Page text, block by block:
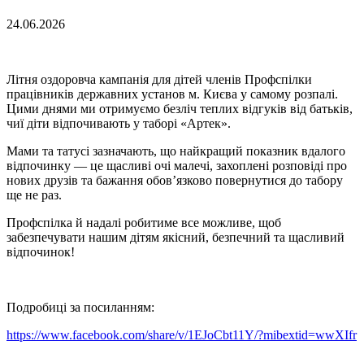
24.06.2026
Літня оздоровча кампанія для дітей членів Профспілки
працівників державних установ м. Києва у самому розпалі.
Цими днями ми отримуємо безліч теплих відгуків від батьків,
чиї діти відпочивають у таборі «Артек».
Мами та татусі зазначають, що найкращий показник вдалого
відпочинку — це щасливі очі малечі, захоплені розповіді про
нових друзів та бажання обов’язково повернутися до табору
ще не раз.
Профспілка й надалі робитиме все можливе, щоб
забезпечувати нашим дітям якісний, безпечний та щасливий
відпочинок!
Подробиці за посиланням:
https://www.facebook.com/share/v/1EJoCbt11Y/?mibextid=wwXIfr